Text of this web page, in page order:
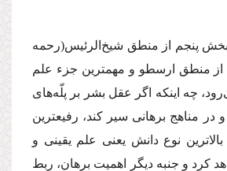
پنجم از منطق شیخ‌الرئیس(رحمه
از منطق ارسطو و مهمترین جزء علم
چه اینكه اگر عقل بشر بر پلّه‌های
در مناهج برهانی سیر كند، رفیعترین
نوع دانش یعنی علم یقینی و
كرد و جنبه دیگر اهمیت برهان، ربط